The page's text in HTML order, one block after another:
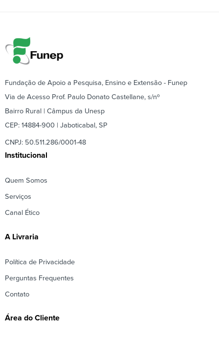
Fundação de Apoio a Pesquisa, Ensino e Extensão - Funep
Via de Acesso Prof. Paulo Donato Castellane, s/nº
Bairro Rural | Câmpus da Unesp
CEP: 14884-900 | Jaboticabal, SP
CNPJ: 50.511.286/0001-48
Institucional
Quem Somos
Serviços
Canal Ético
A Livraria
Política de Privacidade
Perguntas Frequentes
Contato
Área do Cliente